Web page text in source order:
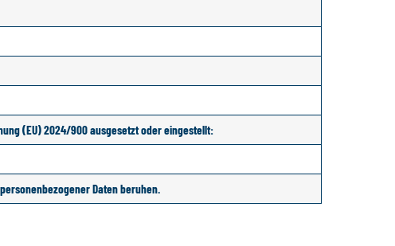
(EU) 2024/900 ausgesetzt oder eingestellt:
Daten beruhen.